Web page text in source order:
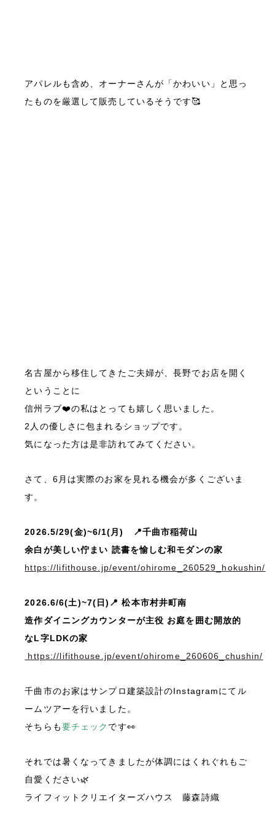
アパレルも含め、オーナーさんが「かわいい」と思っ
たものを厳選して販売しているそうです🥰
名古屋から移住してきたご夫婦が、長野でお店を開く
ということに
信州ラブ❤️の私はとっても嬉しく思いました。
2人の優しさに包まれるショップです。
気になった方は是非訪れてみてください。
さて、6月は実際のお家を見れる機会が多くございま
す。
2026.5/29(金)~6/1(月) 📍千曲市稲荷山
余白が美しい佇まい 読書を愉しむ和モダンの家
https://lifithouse.jp/event/ohirome_260529_hokushin/
2026.6/6(土)~7(日)📍 松本市村井町南
造作ダイニングカウンターが主役 お庭を囲む開放的
なL字LDKの家
https://lifithouse.jp/event/ohirome_260606_chushin/
千曲市のお家はサンプロ建築設計のInstagramにてル
ームツアーを行いました。
そちらも要チェック です👀
それでは暑くなってきましたが体調にはくれぐれもご
自愛ください🌿
ライフィットクリエイターズハウス 藤森詩織